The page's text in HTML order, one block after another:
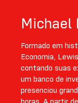
Michael
Formado em
Economia,
contando suas
um banco de
presenciou
horas. A partir